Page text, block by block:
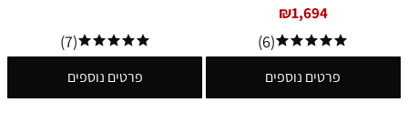
₪1,694
(6)
פרטים נוספים
(7)
פרטים נוספים